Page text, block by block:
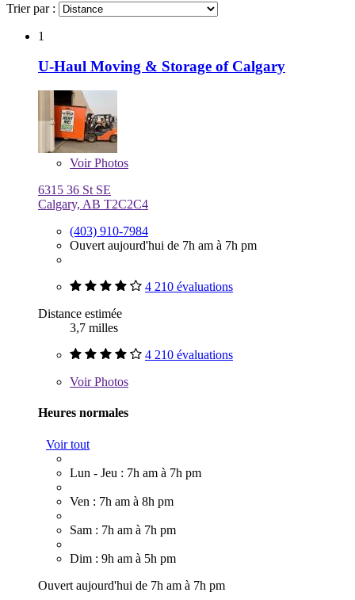
Trier par :
1
U-Haul Moving & Storage of Calgary
VoirPhotos
6315 36 St SE
Calgary, AB T2C2C4
(403) 910-7984
Ouvert aujourd'hui de 7h am à 7h pm
4 210 évaluations
Distance estimée
3,7 milles
4 210 évaluations
VoirPhotos
Heures normales
Voir tout
Lun - Jeu : 7h am à 7h pm
Ven : 7h am à 8h pm
Sam : 7h am à 7h pm
Dim : 9h am à 5h pm
Ouvert aujourd'hui de 7h am à 7h pm